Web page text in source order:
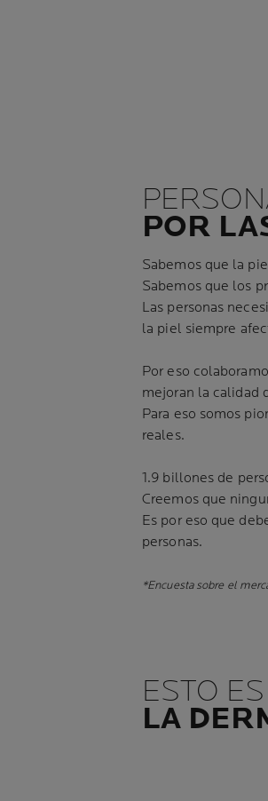
POR
Sabemos que la
Sabemos que los
Las personas
la piel siempre
Por eso
mejoran la calidad
Para eso somos
reales.
1.9 billones de
Creemos que
Es por eso que
personas.
*Encuesta sobre el
ESTO
LA